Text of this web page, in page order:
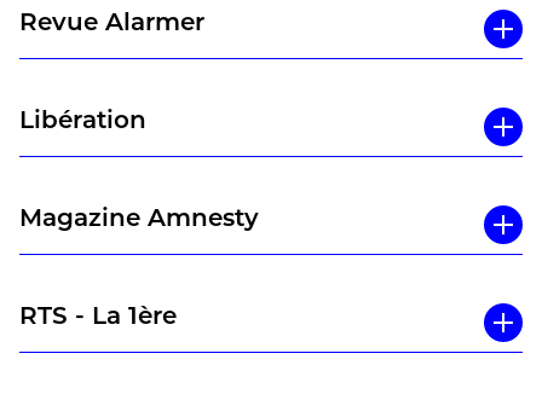
Revue Alarmer
Libération
Magazine Amnesty
RTS - La 1ère